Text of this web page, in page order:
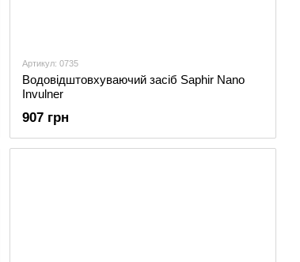
Артикул: 0735
Водовідштовхуваючий засіб Saphir Nano
Invulner
907 грн